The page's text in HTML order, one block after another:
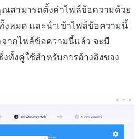
ณสามารถตั้งค่าไฟล์ข้อความด้วย
งหมด และนำเข้าไฟล์ข้อความนี้
ากไฟล์ข้อความนี้แล้ว จะมี
ทั้งคู่ใช้สำหรับการอ้างอิงของ